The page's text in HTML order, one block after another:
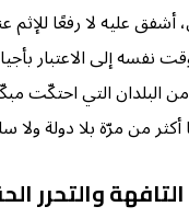
عليه لا رفعًا
نفسه إلى الاعتبار
البلدان التي احتكّت
أكثر من مرّة بلا دولة ولا
التافهة والتحرر